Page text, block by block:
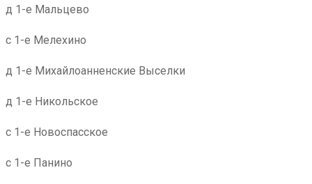
д 1-е Мальцево
с 1-е Мелехино
д 1-е Михайлоанненские Выселки
д 1-е Никольское
с 1-е Новоспасское
с 1-е Панино